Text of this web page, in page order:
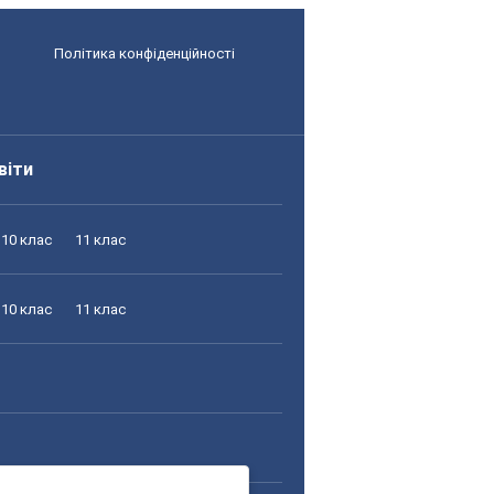
Політика конфіденційності
10 клас 11 клас
10 клас 11 клас